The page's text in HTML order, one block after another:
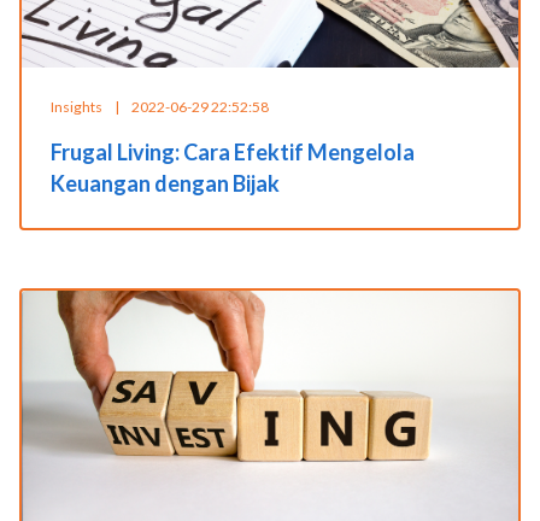
Insights | 2022-06-29 22:52:58
Frugal Living: Cara Efektif Mengelola
Keuangan dengan Bijak